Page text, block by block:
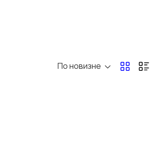
По новизне